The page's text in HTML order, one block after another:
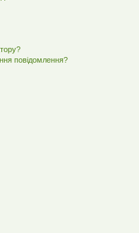
повідомлення?